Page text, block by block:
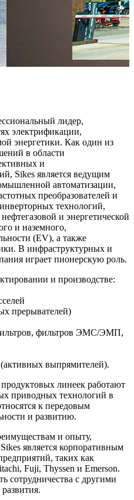
лидер,
электрификации,
энергетики. Как один из
в области
и
Sikes является ведущим
автоматизации,
преобразователей и
технологий,
и энергетической
и наземного,
(EV), а также
В инфраструктурных и
играет пионерскую роль.
и производстве:
прерывателей)
фильтров ЭМС/ЭМП,
выпрямителей).
линеек работают
приводных технологий в
к передовым
и развитию.
и опыту,
является корпоративным
таких как
Fuji, Thyssen и Emerson.
сотрудничества с другими